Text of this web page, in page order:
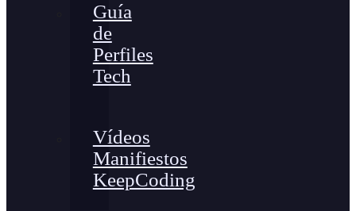
Guía
de
Perfiles
Tech
Vídeos
Manifiestos
KeepCoding